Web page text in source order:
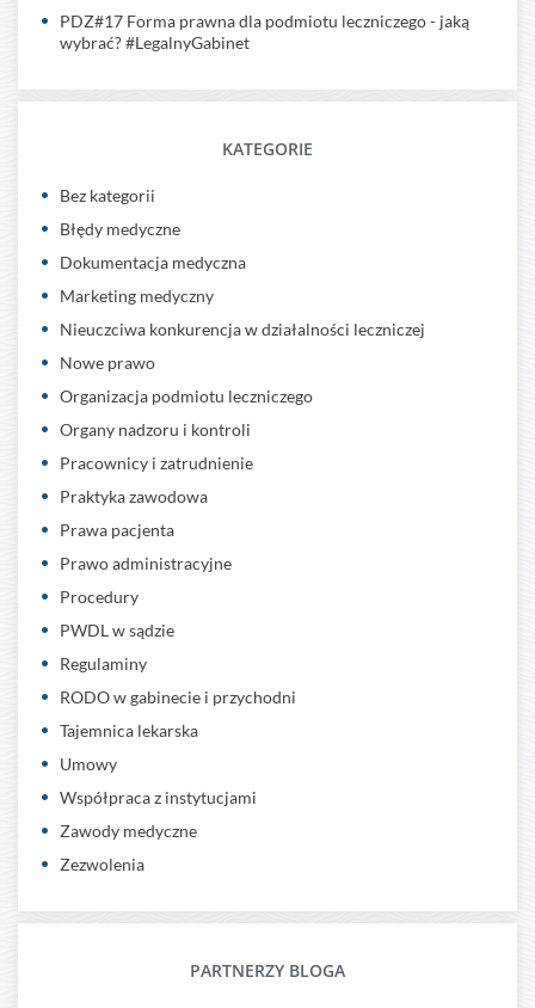
PDZ#17 Forma prawna dla podmiotu leczniczego - jaką
wybrać? #LegalnyGabinet
KATEGORIE
Bez kategorii
Błędy medyczne
Dokumentacja medyczna
Marketing medyczny
Nieuczciwa konkurencja w działalności leczniczej
Nowe prawo
Organizacja podmiotu leczniczego
Organy nadzoru i kontroli
Pracownicy i zatrudnienie
Praktyka zawodowa
Prawa pacjenta
Prawo administracyjne
Procedury
PWDL w sądzie
Regulaminy
RODO w gabinecie i przychodni
Tajemnica lekarska
Umowy
Współpraca z instytucjami
Zawody medyczne
Zezwolenia
PARTNERZY BLOGA